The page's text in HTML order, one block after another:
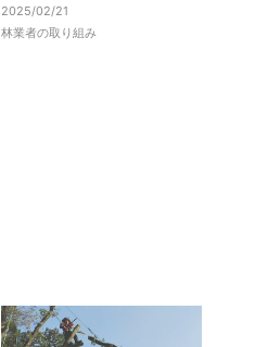
2025/02/21
林業者の取り組み